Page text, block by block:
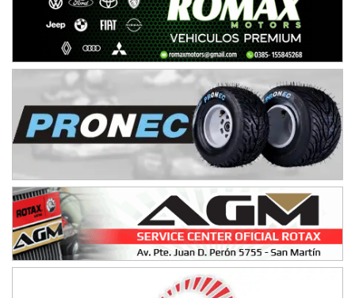
NORESTE SANTAFESINO - F6
Ciudad de Avellaneda (Asfalto)
Avellaneda (Santa Fe)
SUR SANTAFESINO - F4
José Samuel Sánchez (Tierra)
Rufino (Santa Fe)
TUCUMANO - F5